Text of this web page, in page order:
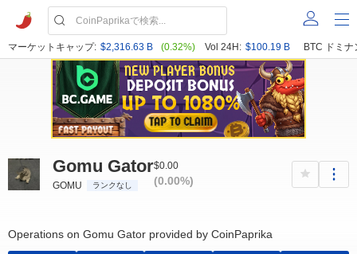
マーケットキャップ: $2,316.63 B (0.32%) Vol 24H: $100.19 B BTC ドミナ
Gomu Gator
GOMU ランクなし
$0.00
(0.00%)
Operations on Gomu Gator provided by CoinPaprika